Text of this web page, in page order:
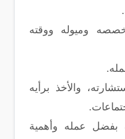
وميوله ووقته
والأخذ برأيه
بفضل عمله وأهمية